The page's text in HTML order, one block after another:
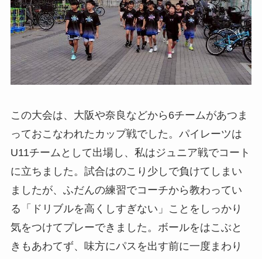
この大会は、大阪や奈良などから6チームがあつま
っておこなわれたカップ戦でした。パイレーツは
U11チームとして出場し、私はジュニア戦でコート
に立ちました。試合はのこり少しで負けてしまい
ましたが、ふだんの練習でコーチから教わってい
る「ドリブルを高くしすぎない」ことをしっかり
気をつけてプレーできました。ボールをはこぶと
きもあわてず、味方にパスを出す前に一度まわり